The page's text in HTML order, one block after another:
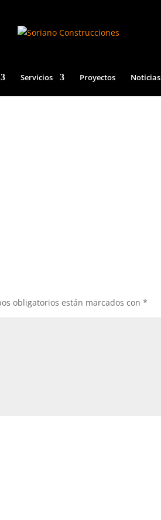
Servicios Proyectos Noticias
obligatorios están marcados con*